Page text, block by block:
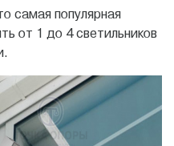
самая популярная
от 1 до 4 светильников